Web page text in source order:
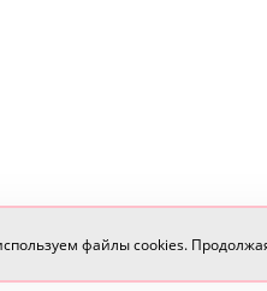
файлы cookies.